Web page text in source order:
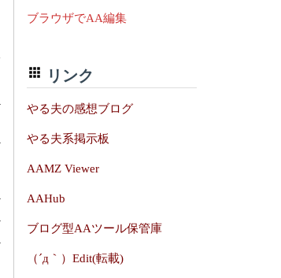
ブラウザでAA編集
リンク
やる夫の感想ブログ
やる夫系掲示板
AAMZ Viewer
AAHub
ブログ型AAツール保管庫
（´д｀）Edit(転載)